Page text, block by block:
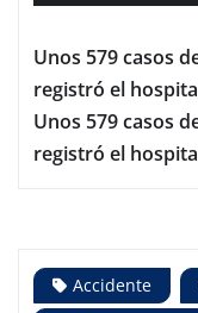
Unos 579 casos
registró el
Unos 579 casos
registró el
Accidente